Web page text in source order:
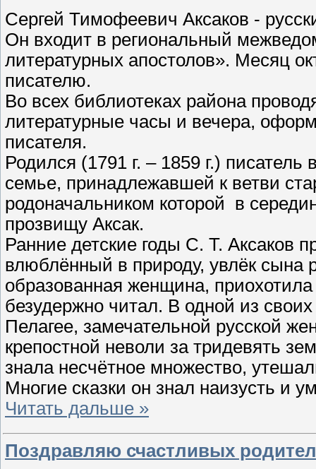
Сергей Тимофеевич Аксаков -
Он входит в региональный
литературных апостолов». Месяц
писателю.
Во всех библиотеках района
литературные часы и вечера,
писателя.
Родился (1791 г. – 1859 г.)
семье, принадлежавшей к ветви
родоначальником которой в
прозвищу Аксак.
Ранние детские годы С. Т. Аксаков
влюблённый в природу, увлёк сына
образованная женщина,
безудержно читал. В одной из
Пелагее, замечательной русской
крепостной неволи за тридевять
знала несчётное множество,
Многие сказки он знал наизусть и
Читать дальше »
Поздравляю счастливых